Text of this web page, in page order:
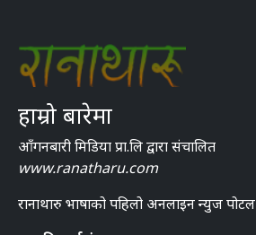
हाम्रो बारेमा
आँगनबारी मिडिया प्रा.लि द्वारा संचालित
www.ranatharu.com
रानाथारु भाषाको पहिलो अनलाइन न्युज पोटल